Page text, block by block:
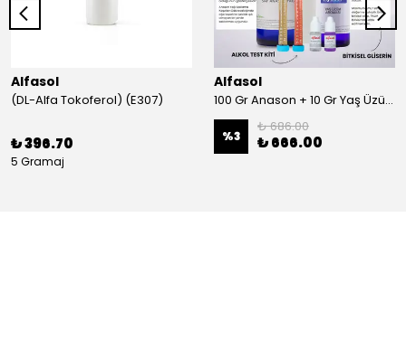
Alfasol
(DL-Alfa Tokoferol) (E307)
₺ 396.70
5 Gramaj
Alfasol
100 Gr Anason + 10 Gr Yaş Üzüm + 250 Gr Gliserin + Alkol Test Kiti
%3
₺ 686.00
₺ 666.00